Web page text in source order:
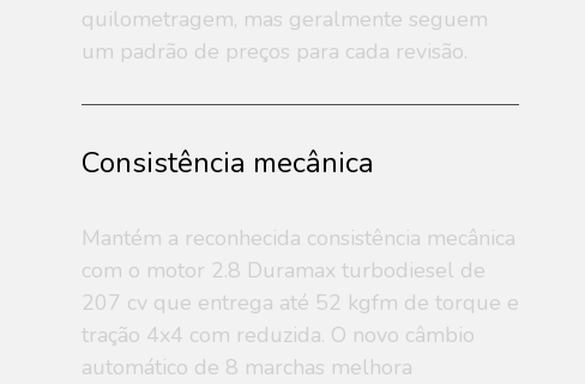
quilometragem, mas geralmente seguem
um padrão de preços para cada revisão.
Consistência mecânica
Mantém a reconhecida consistência mecânica
com o motor 2.8 Duramax turbodiesel de
207 cv que entrega até 52 kgfm de torque e
tração 4x4 com reduzida. O novo câmbio
automático de 8 marchas melhora